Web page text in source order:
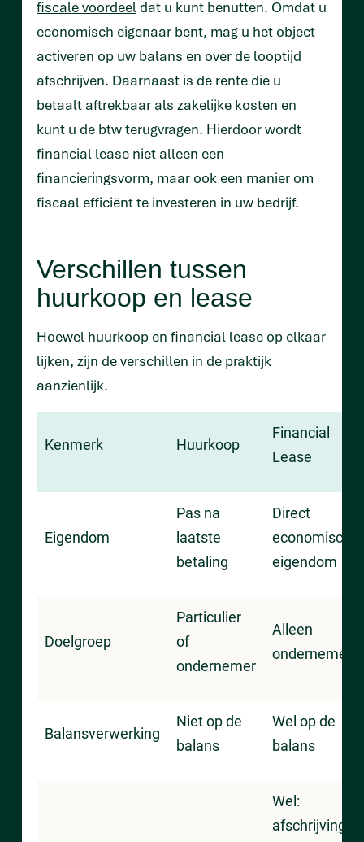
fiscale voordeel dat u kunt benutten. Omdat u
economisch eigenaar bent, mag u het object
activeren op uw balans en over de looptijd
afschrijven. Daarnaast is de rente die u
betaalt aftrekbaar als zakelijke kosten en
kunt u de btw terugvragen. Hierdoor wordt
financial lease niet alleen een
financieringsvorm, maar ook een manier om
fiscaal efficiënt te investeren in uw bedrijf.
Verschillen tussen
huurkoop en lease
Hoewel huurkoop en financial lease op elkaar
lijken, zijn de verschillen in de praktijk
aanzienlijk.
Kenmerk Huurkoop
Financial
Lease
Eigendom
Pas na
laatste
betaling
Direct
economisch
eigendom
Doelgroep
Particulier
of
ondernemer
Alleen
ondernemers
Balansverwerking
Niet op de
balans
Wel op de
balans
Wel:
afschrijving,